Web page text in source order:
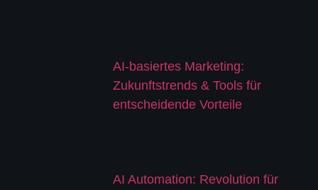
AI-basiertes Marketing:
Zukunftstrends & Tools für
entscheidende Vorteile
AI Automation: Revolution für